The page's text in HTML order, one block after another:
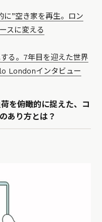
に”空き家を再生。ロン
スに変える
る。7年目を迎えた世界
Londonインタビュー
を俯瞰的に捉えた、コ
あり方とは？